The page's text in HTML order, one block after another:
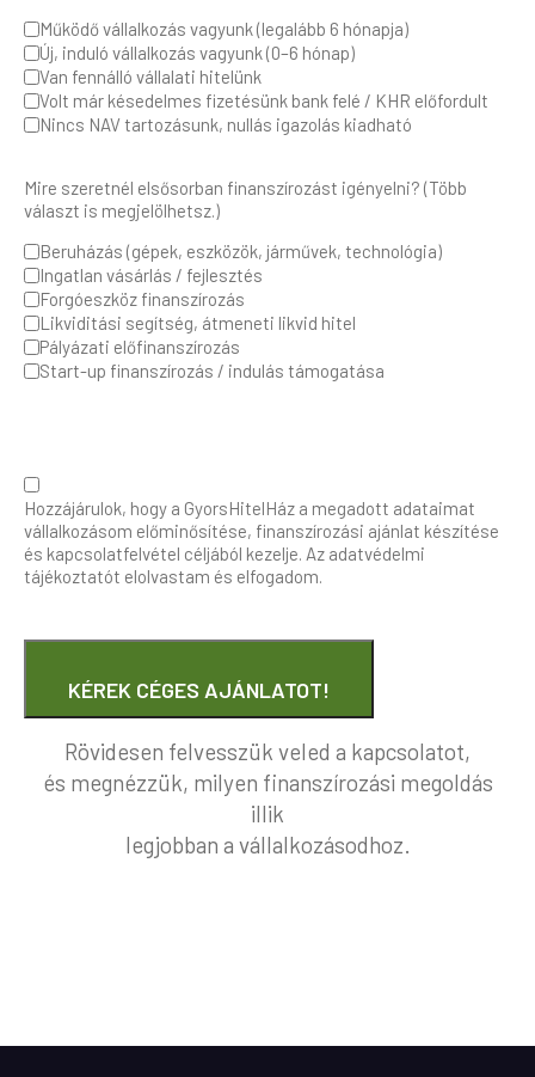
Működő vállalkozás vagyunk (legalább 6 hónapja)
Új, induló vállalkozás vagyunk (0–6 hónap)
Van fennálló vállalati hitelünk
Volt már késedelmes fizetésünk bank felé / KHR előfordult
Nincs NAV tartozásunk, nullás igazolás kiadható
Mire szeretnél elsősorban finanszírozást igényelni? (Több
választ is megjelölhetsz.)
Beruházás (gépek, eszközök, járművek, technológia)
Ingatlan vásárlás / fejlesztés
Forgóeszköz finanszírozás
Likviditási segítség, átmeneti likvid hitel
Pályázati előfinanszírozás
Start-up finanszírozás / indulás támogatása
Hozzájárulok, hogy a GyorsHitelHáz a megadott adataimat
vállalkozásom előminősítése, finanszírozási ajánlat készítése
és kapcsolatfelvétel céljából kezelje. Az adatvédelmi
tájékoztatót elolvastam és elfogadom.
KÉREK CÉGES AJÁNLATOT!
Rövidesen felvesszük veled a kapcsolatot,
és megnézzük, milyen finanszírozási megoldás
illik
legjobban a vállalkozásodhoz.